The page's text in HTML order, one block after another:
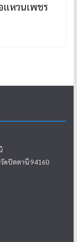
แหวนเพชร
ดปัตตานี 94160